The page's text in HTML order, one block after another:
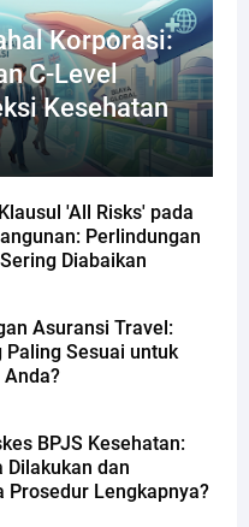
Korporasi:
C-Level
Kesehatan
'All Risks' pada
Perlindungan
Diabaikan
Asuransi Travel:
Paling Sesuai untuk
Anda?
BPJS Kesehatan:
Dilakukan dan
Prosedur Lengkapnya?